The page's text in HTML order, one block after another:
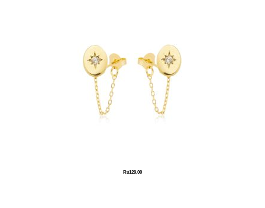
R$129,00